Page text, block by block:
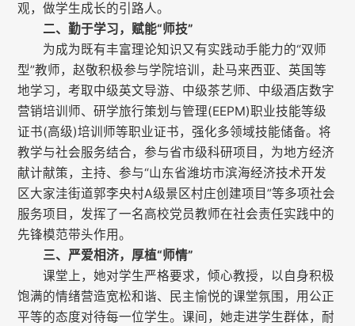
观，做学生成长的引路人。
二、勤于学习，赋能“师技”
为成为既有丰富理论知识又有实践动手能力的“双师
型”教师，赵敬积极参与学院培训，赴马来西亚、英国等
地学习，考取中级英文导游、中级茶艺师、中级酒店数字
营销培训师、研学旅行策划与管理(EEPM)职业技能等级
证书(高级)培训师等职业证书，强化多领域技能储备。将
教学与社会服务结合，参与省市级科研项目，为地方经济
献计献策，主持、参与“山东省潍坊市滨海经济技术开发
区大家洼街道郭李央村A级景区村庄创建项目”等多项社会
服务项目，发挥了一名高校党员教师在社会责任实践中的
先锋模范带头作用。
三、严爱相济，厚植“师情”
课堂上，她对学生严格要求，倾心教授，以自身积极
饱满的情绪营造宽松和谐、民主愉悦的课堂氛围，用公正
平等的态度对待每一位学生。课间，她走进学生群体，耐